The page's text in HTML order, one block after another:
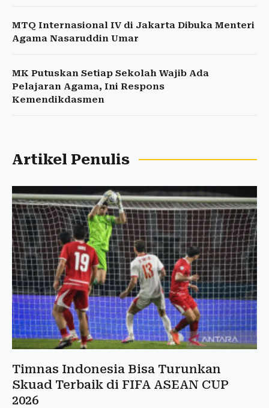
MTQ Internasional IV di Jakarta Dibuka Menteri
Agama Nasaruddin Umar
MK Putuskan Setiap Sekolah Wajib Ada
Pelajaran Agama, Ini Respons
Kemendikdasmen
Artikel Penulis
Timnas Indonesia Bisa Turunkan
Skuad Terbaik di FIFA ASEAN CUP
2026